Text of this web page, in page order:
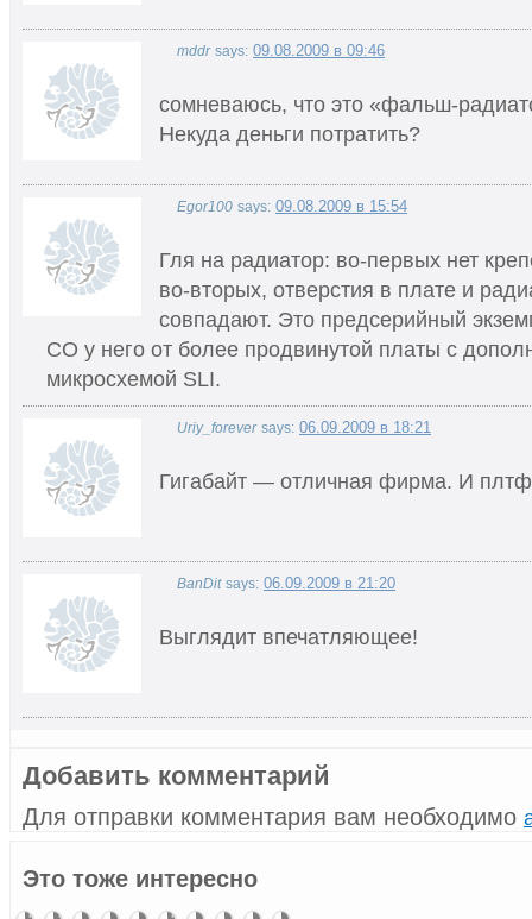
mddr says: 09.08.2009 в 09:46
сомневаюсь, что это «фальш-
Некуда деньги потратить?
Egor100 says: 09.08.2009 в 15:54
Гля на радиатор: во-первых нет
во-вторых, отверстия в плате и
совпадают. Это предсерийный
СО у него от более продвинутой платы с
микросхемой SLI.
Uriy_forever says: 06.09.2009 в 18:21
Гигабайт — отличная фирма. И
BanDit says: 06.09.2009 в 21:20
Выглядит впечатляющее!
Добавить комментарий
Для отправки комментария вам необходимо
Это тоже интересно
Gigabyte
готовит
материнской
готовит
платы Big
C45 –
плата на
готовит
плату с
EVGA
Classified
готовит
материнскую
материнской
Asus
новая
плата с
Big Bang